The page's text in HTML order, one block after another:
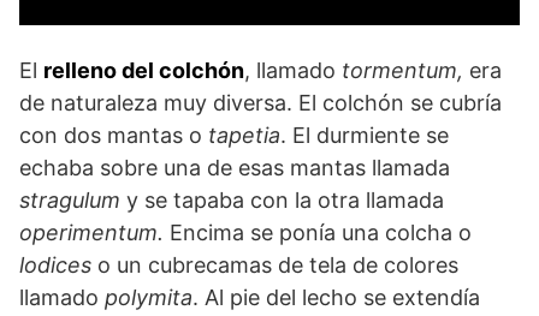
El relleno del colchón, llamado tormentum, era
de naturaleza muy diversa. El colchón se cubría
con dos mantas o tapetia. El durmiente se
echaba sobre una de esas mantas llamada
stragulum y se tapaba con la otra llamada
operimentum. Encima se ponía una colcha o
lodices o un cubrecamas de tela de colores
llamado polymita. Al pie del lecho se extendía